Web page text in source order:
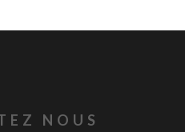
NOUS